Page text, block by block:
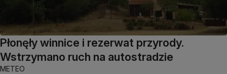
Płonęły winnice i rezerwat przyrody.
Wstrzymano ruch na autostradzie
METEO